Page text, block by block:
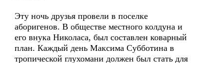
Эту ночь друзья провели в поселке
аборигенов. В обществе местного колдуна и
его внука Николаса, был составлен коварный
план. Каждый день Максима Субботина в
тропической глухомани должен был стать для